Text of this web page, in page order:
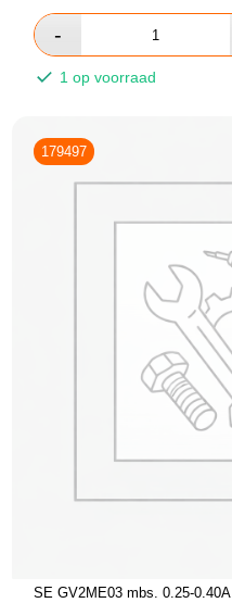
1 op voorraad
179497
SE GV2ME03 mbs. 0.25-0.40A